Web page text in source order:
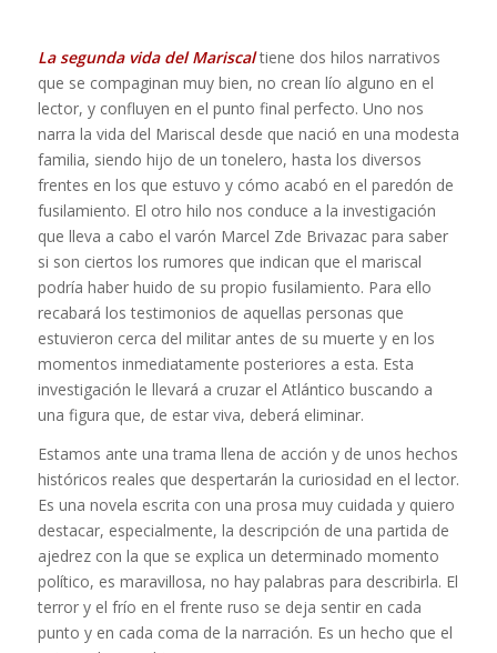
La segunda vida del Mariscal tiene dos hilos narrativos
que se compaginan muy bien, no crean lío alguno en el
lector, y confluyen en el punto final perfecto. Uno nos
narra la vida del Mariscal desde que nació en una modesta
familia, siendo hijo de un tonelero, hasta los diversos
frentes en los que estuvo y cómo acabó en el paredón de
fusilamiento. El otro hilo nos conduce a la investigación
que lleva a cabo el varón Marcel Zde Brivazac para saber
si son ciertos los rumores que indican que el mariscal
podría haber huido de su propio fusilamiento. Para ello
recabará los testimonios de aquellas personas que
estuvieron cerca del militar antes de su muerte y en los
momentos inmediatamente posteriores a esta. Esta
investigación le llevará a cruzar el Atlántico buscando a
una figura que, de estar viva, deberá eliminar.
Estamos ante una trama llena de acción y de unos hechos
históricos reales que despertarán la curiosidad en el lector.
Es una novela escrita con una prosa muy cuidada y quiero
destacar, especialmente, la descripción de una partida de
ajedrez con la que se explica un determinado momento
político, es maravillosa, no hay palabras para describirla. El
terror y el frío en el frente ruso se deja sentir en cada
punto y en cada coma de la narración. Es un hecho que el